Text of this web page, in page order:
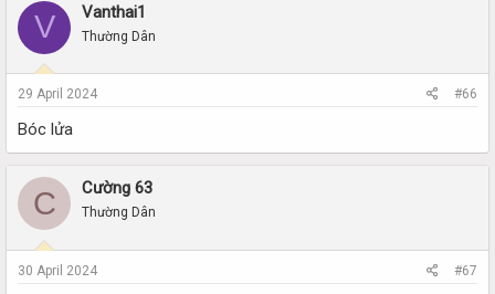
V Vanthai1
Thường Dân
29 April 2024 #66
Bóc lửa
C Cường 63
Thường Dân
30 April 2024 #67